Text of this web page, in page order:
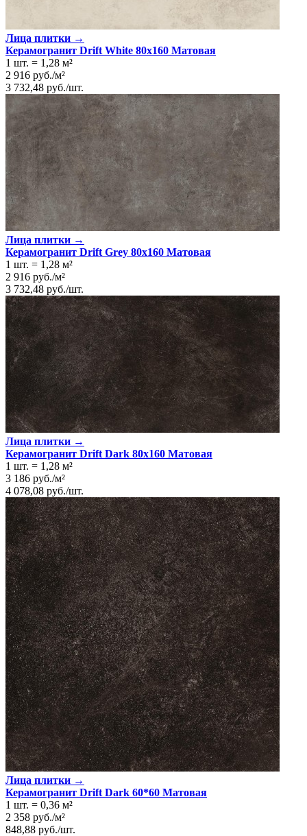
Лица плитки →
Керамогранит Drift White 80x160 Матовая
1 шт. = 1,28 м²
2 916 руб./м²
3 732,48 руб./шт.
Лица плитки →
Керамогранит Drift Grey 80x160 Матовая
1 шт. = 1,28 м²
2 916 руб./м²
3 732,48 руб./шт.
Лица плитки →
Керамогранит Drift Dark 80x160 Матовая
1 шт. = 1,28 м²
3 186 руб./м²
4 078,08 руб./шт.
Лица плитки →
Керамогранит Drift Dark 60*60 Матовая
1 шт. = 0,36 м²
2 358 руб./м²
848,88 руб./шт.